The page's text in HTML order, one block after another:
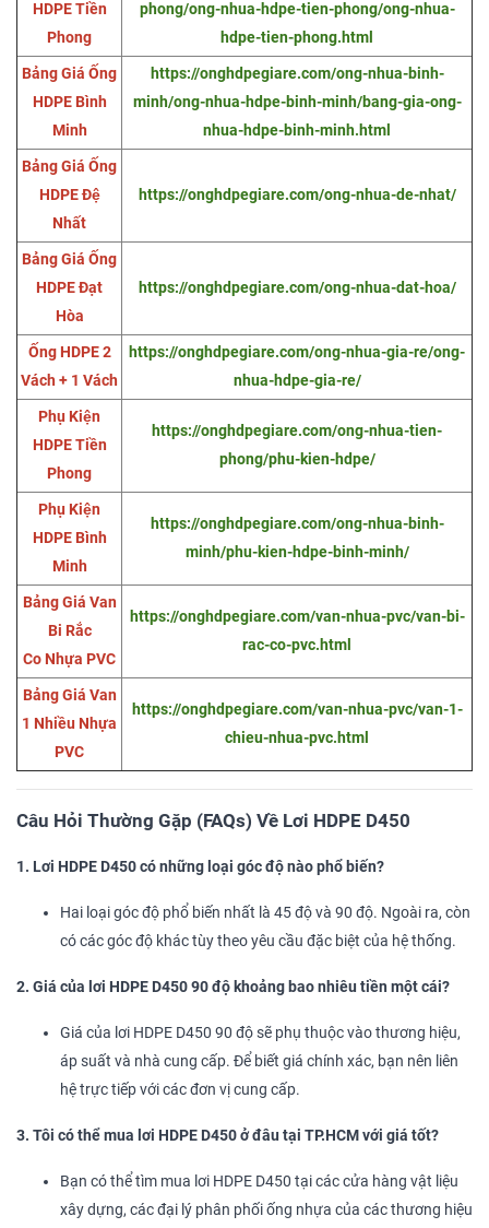
HDPE Tiền
Phong
phong/ong-nhua-hdpe-tien-phong/ong-nhua-
hdpe-tien-phong.html
Bảng Giá Ống
HDPE Bình
Minh
https://onghdpegiare.com/ong-nhua-binh-
minh/ong-nhua-hdpe-binh-minh/bang-gia-ong-
nhua-hdpe-binh-minh.html
Bảng Giá Ống
HDPE Đệ
Nhất
https://onghdpegiare.com/ong-nhua-de-nhat/
Bảng Giá Ống
HDPE Đạt
Hòa
https://onghdpegiare.com/ong-nhua-dat-hoa/
Ống HDPE 2
Vách + 1 Vách
https://onghdpegiare.com/ong-nhua-gia-re/ong-
nhua-hdpe-gia-re/
Phụ Kiện
HDPE Tiền
Phong
https://onghdpegiare.com/ong-nhua-tien-
phong/phu-kien-hdpe/
Phụ Kiện
HDPE Bình
Minh
https://onghdpegiare.com/ong-nhua-binh-
minh/phu-kien-hdpe-binh-minh/
Bảng Giá Van
Bi Rắc
Co Nhựa PVC
https://onghdpegiare.com/van-nhua-pvc/van-bi-
rac-co-pvc.html
Bảng Giá Van
1 Nhiều Nhựa
PVC
https://onghdpegiare.com/van-nhua-pvc/van-1-
chieu-nhua-pvc.html
Câu Hỏi Thường Gặp (FAQs) Về Lơi HDPE D450
1. Lơi HDPE D450 có những loại góc độ nào phổ biến?
Hai loại góc độ phổ biến nhất là 45 độ và 90 độ. Ngoài ra, còn
có các góc độ khác tùy theo yêu cầu đặc biệt của hệ thống.
2. Giá của lơi HDPE D450 90 độ khoảng bao nhiêu tiền một cái?
Giá của lơi HDPE D450 90 độ sẽ phụ thuộc vào thương hiệu,
áp suất và nhà cung cấp. Để biết giá chính xác, bạn nên liên
hệ trực tiếp với các đơn vị cung cấp.
3. Tôi có thể mua lơi HDPE D450 ở đâu tại TP.HCM với giá tốt?
Bạn có thể tìm mua lơi HDPE D450 tại các cửa hàng vật liệu
xây dựng, các đại lý phân phối ống nhựa của các thương hiệu